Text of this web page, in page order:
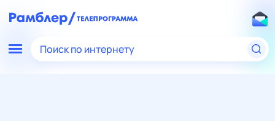
Поиск по интернету